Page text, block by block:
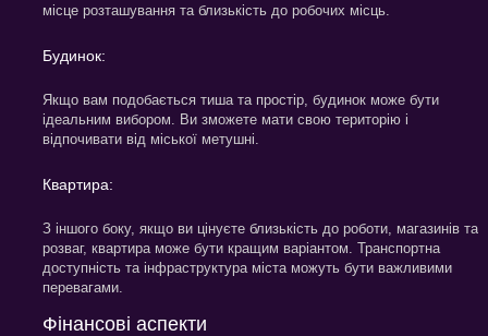
місце розташування та близькість до робочих місць.
Будинок:
Якщо вам подобається тиша та простір, будинок може бути
ідеальним вибором. Ви зможете мати свою територію і
відпочивати від міської метушні.
Квартира:
З іншого боку, якщо ви цінуєте близькість до роботи, магазинів та
розваг, квартира може бути кращим варіантом. Транспортна
доступність та інфраструктура міста можуть бути важливими
перевагами.
Фінансові аспекти